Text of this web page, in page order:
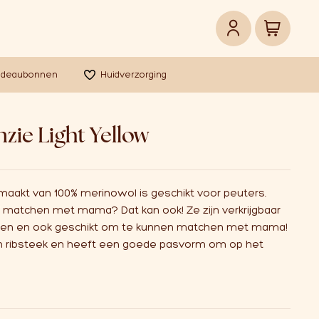
Huidverzorging
Light Yellow
van 100% merinowol is geschikt voor peuters.
met mama? Dat kan ook! Ze zijn verkrijgbaar
en ook geschikt om te kunnen matchen met mama!
ribsteek en heeft een goede pasvorm om op het